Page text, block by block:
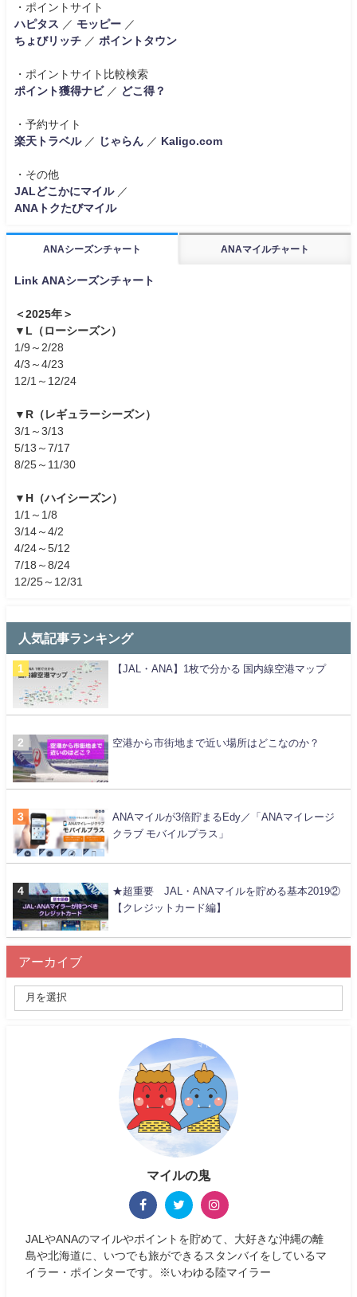
・ポイントサイト
ハピタス ／ モッピー ／
ちょびリッチ ／ ポイントタウン
・ポイントサイト比較検索
ポイント獲得ナビ／ どこ得？
・予約サイト
楽天トラベル／ じゃらん ／ Kaligo.com
・その他
JALどこかにマイル／
ANAトクたびマイル
ANAシーズンチャート ANAマイルチャート
Link ANAシーズンチャート
＜2025年＞
▼L（ローシーズン）
1/9～2/28
4/3～4/23
12/1～12/24
▼R（レギュラーシーズン）
3/1～3/13
5/13～7/17
8/25～11/30
▼H（ハイシーズン）
1/1～1/8
3/14～4/2
4/24～5/12
7/18～8/24
12/25～12/31
人気記事ランキング
【JAL・ANA】1枚で分かる 国内線空港マップ
空港から市街地まで近い場所はどこなのか？
ANAマイルが3倍貯まるEdy／「ANAマイレージ
クラブ モバイルプラス」
★超重要 JAL・ANAマイルを貯める基本2019②
【クレジットカード編】
アーカイブ
マイルの鬼
JALやANAのマイルやポイントを貯めて、大好きな沖縄の離
島や北海道に、いつでも旅ができるスタンバイをしているマ
イラー・ポインターです。※いわゆる陸マイラー